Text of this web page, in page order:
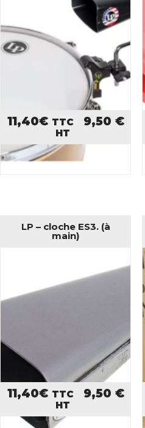
11,40€ TTC 9,50 €
HT
LP – cloche ES3. (à
main)
11,40€ TTC 9,50 €
HT